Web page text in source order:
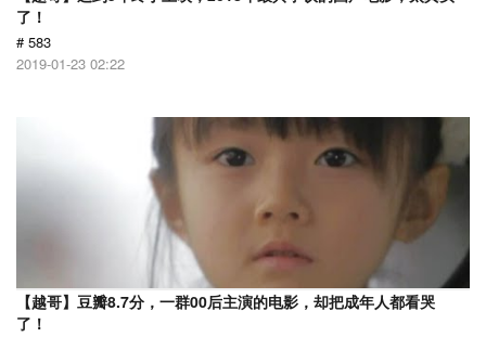
了！
# 583
2019-01-23 02:22
【越哥】豆瓣8.7分，一群00后主演的电影，却把成年人都看哭
了！